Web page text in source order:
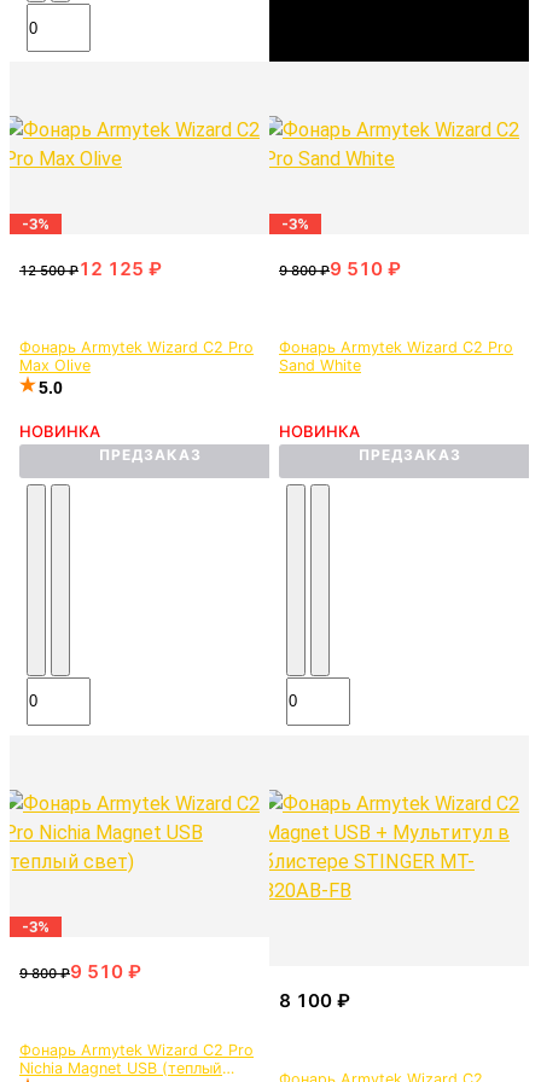
-3%
Фонарь Armytek Wizard C2 Pro
Max Olive
5.0
НОВИНКА
ПРЕДЗАКАЗ
-3%
Фонарь Armytek Wizard C2 Pro
Sand White
НОВИНКА
ПРЕДЗАКАЗ
-3%
Фонарь Armytek Wizard C2 Pro
Nichia Magnet USB (теплый
Фонарь Armytek Wizard C2